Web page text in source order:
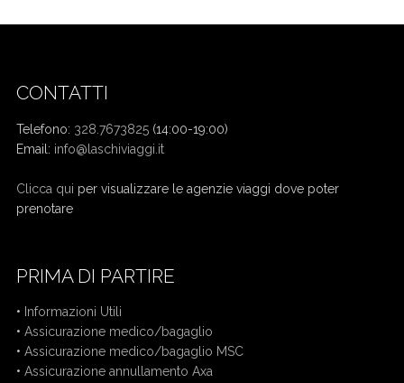
CONTATTI
Telefono: 328.7673825 (14:00-19:00)
Email: info@laschiviaggi.it
Clicca qui per visualizzare le agenzie viaggi dove poter
prenotare
PRIMA DI PARTIRE
• Informazioni Utili
• Assicurazione medico/bagaglio
• Assicurazione medico/bagaglio MSC
• Assicurazione annullamento Axa